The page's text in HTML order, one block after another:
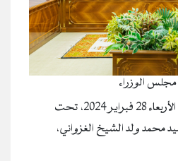
الوزراء
اجتمع مجلس الوزراء اليوم الأربعاء 28 فبراير 2024، تحت
محمد ولد الشيخ الغزواني،